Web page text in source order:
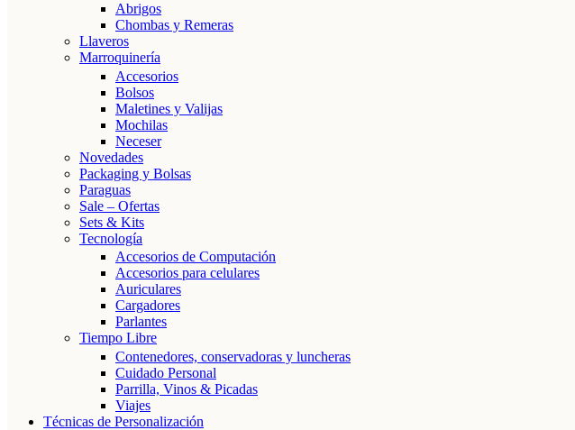
Abrigos
Chombas y Remeras
Llaveros
Marroquinería
Accesorios
Bolsos
Maletines y Valijas
Mochilas
Neceser
Novedades
Packaging y Bolsas
Paraguas
Sale – Ofertas
Sets & Kits
Tecnología
Accesorios de Computación
Accesorios para celulares
Auriculares
Cargadores
Parlantes
Tiempo Libre
Contenedores, conservadoras y luncheras
Cuidado Personal
Parrilla, Vinos & Picadas
Viajes
Técnicas de Personalización